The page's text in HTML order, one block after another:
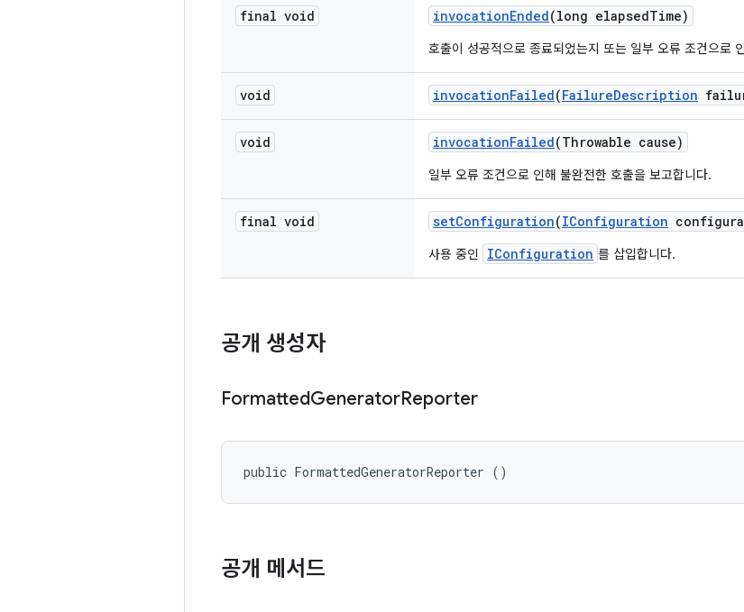
final void invocationEnded(long elapsedTime)
호출이 성공적으로 종료되었는지 또는 일부 오류 조건으로
void invocationFailed(FailureDescription
void invocationFailed(Throwable cause)
일부 오류 조건으로 인해 불완전한 호출을 보고합니다.
final void setConfiguration(IConfiguration
사용 중인 IConfiguration 를 삽입합니다.
공개 생성자
FormattedGeneratorReporter
public FormattedGeneratorReporter ()
공개 메서드